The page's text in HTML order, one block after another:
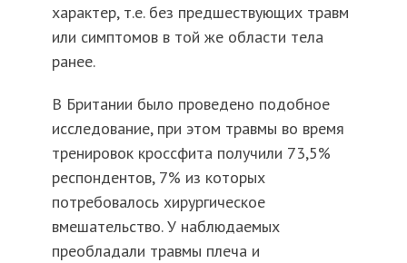
характер, т.е. без предшествующих травм
или симптомов в той же области тела
ранее.
В Британии было проведено подобное
исследование, при этом травмы во время
тренировок кроссфита получили 73,5%
респондентов, 7% из которых
потребовалось хирургическое
вмешательство. У наблюдаемых
преобладали травмы плеча и